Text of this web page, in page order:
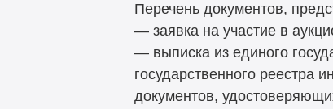
Перечень документов,
— заявка на участие в
— выписка из единого
государственного
документов,